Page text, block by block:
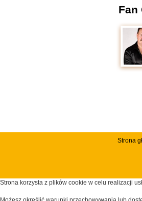
Fan
Strona
Strona korzysta z plików cookie w celu realizacji